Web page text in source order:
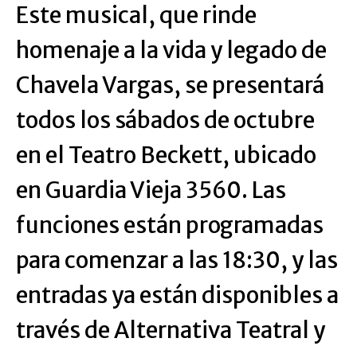
Este musical, que rinde
homenaje a la vida y legado de
Chavela Vargas, se presentará
todos los sábados de octubre
en el Teatro Beckett, ubicado
en Guardia Vieja 3560. Las
funciones están programadas
para comenzar a las 18:30, y las
entradas ya están disponibles a
través de Alternativa Teatral y